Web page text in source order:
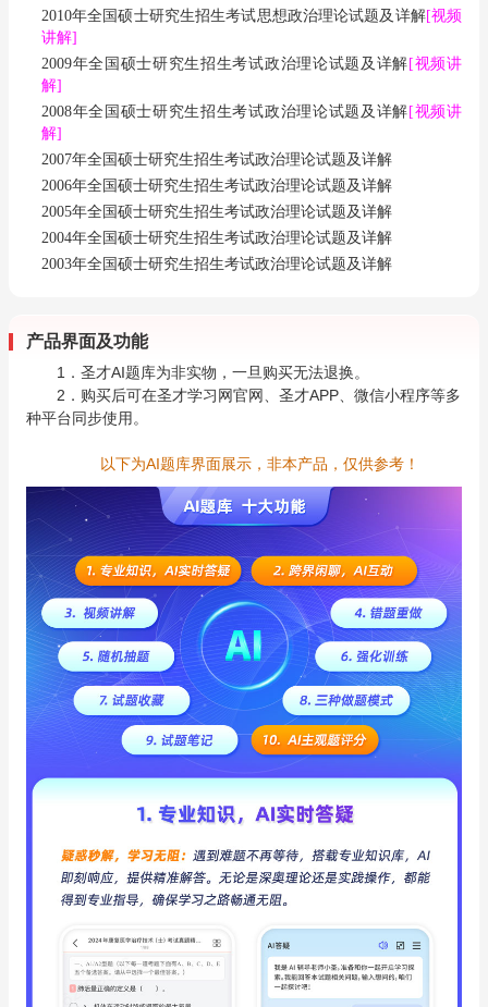
2010年全国硕士研究生招生考试思想政治理论试题及详解[视频
讲解]
2009年全国硕士研究生招生考试政治理论试题及详解[视频讲
解]
2008年全国硕士研究生招生考试政治理论试题及详解[视频讲
解]
2007年全国硕士研究生招生考试政治理论试题及详解
2006年全国硕士研究生招生考试政治理论试题及详解
2005年全国硕士研究生招生考试政治理论试题及详解
2004年全国硕士研究生招生考试政治理论试题及详解
2003年全国硕士研究生招生考试政治理论试题及详解
产品界面及功能
1．圣才AI题库为非实物，一旦购买无法退换。
2．购买后可在圣才学习网官网、圣才APP、微信小程序等多
种平台同步使用。
以下为AI题库界面展示，非本产品，仅供参考！